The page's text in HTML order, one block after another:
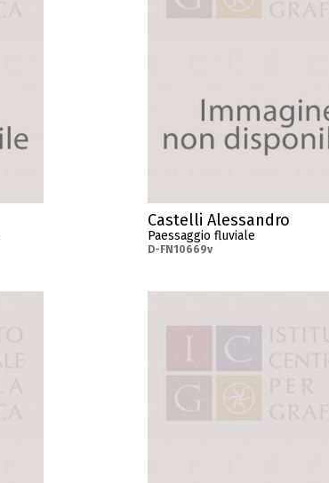
Castelli Alessandro
Paessaggio fluviale
D-FN10669v